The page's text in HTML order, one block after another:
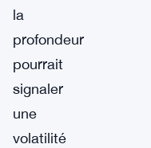
la
profondeur
pourrait
signaler
une
volatilité